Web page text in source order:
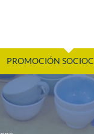
PROMOCIÓN